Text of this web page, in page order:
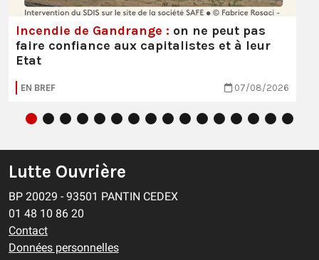
Incendie de Gandrange : on ne peut pas
faire confiance aux capitalistes et à leur
Etat
EN BREF 07/08/2026
Lutte Ouvrière
BP 20029 - 93501 PANTIN CEDEX
01 48 10 86 20
Contact
Données personnelles